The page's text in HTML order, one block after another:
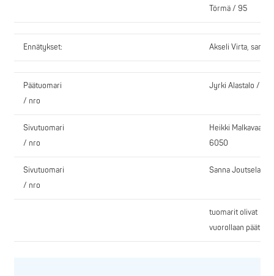
Törmä / 95
Ennätykset: Akseli Virta, sarja
Päätuomari
/ nro
Jyrki Alastalo /
Sivutuomari
/ nro
Heikki
6050
Sivutuomari
/ nro
Sanna Joutsela /
tuomarit olivat
vuorollaan